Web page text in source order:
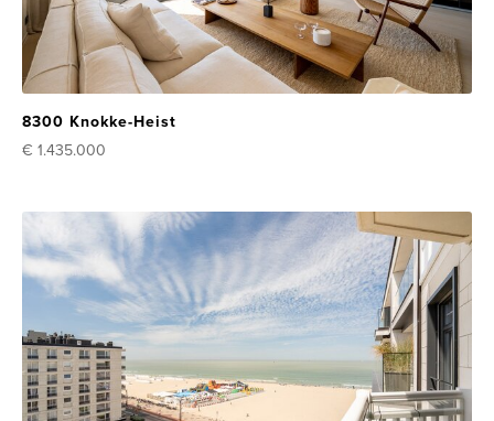
8300 Knokke-Heist
€ 1.435.000